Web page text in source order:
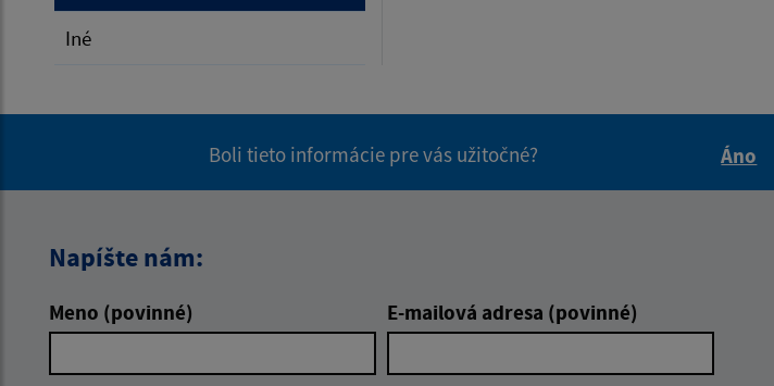
Iné
Boli tieto informácie pre vás užitočné?
Áno
Napíšte nám:
Meno (povinné) E-mailová adresa (povinné)